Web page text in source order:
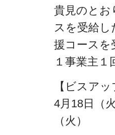
貴見のとお
スを受給し
援コースを
１事業主
【ビスア
4月18日（
（火）